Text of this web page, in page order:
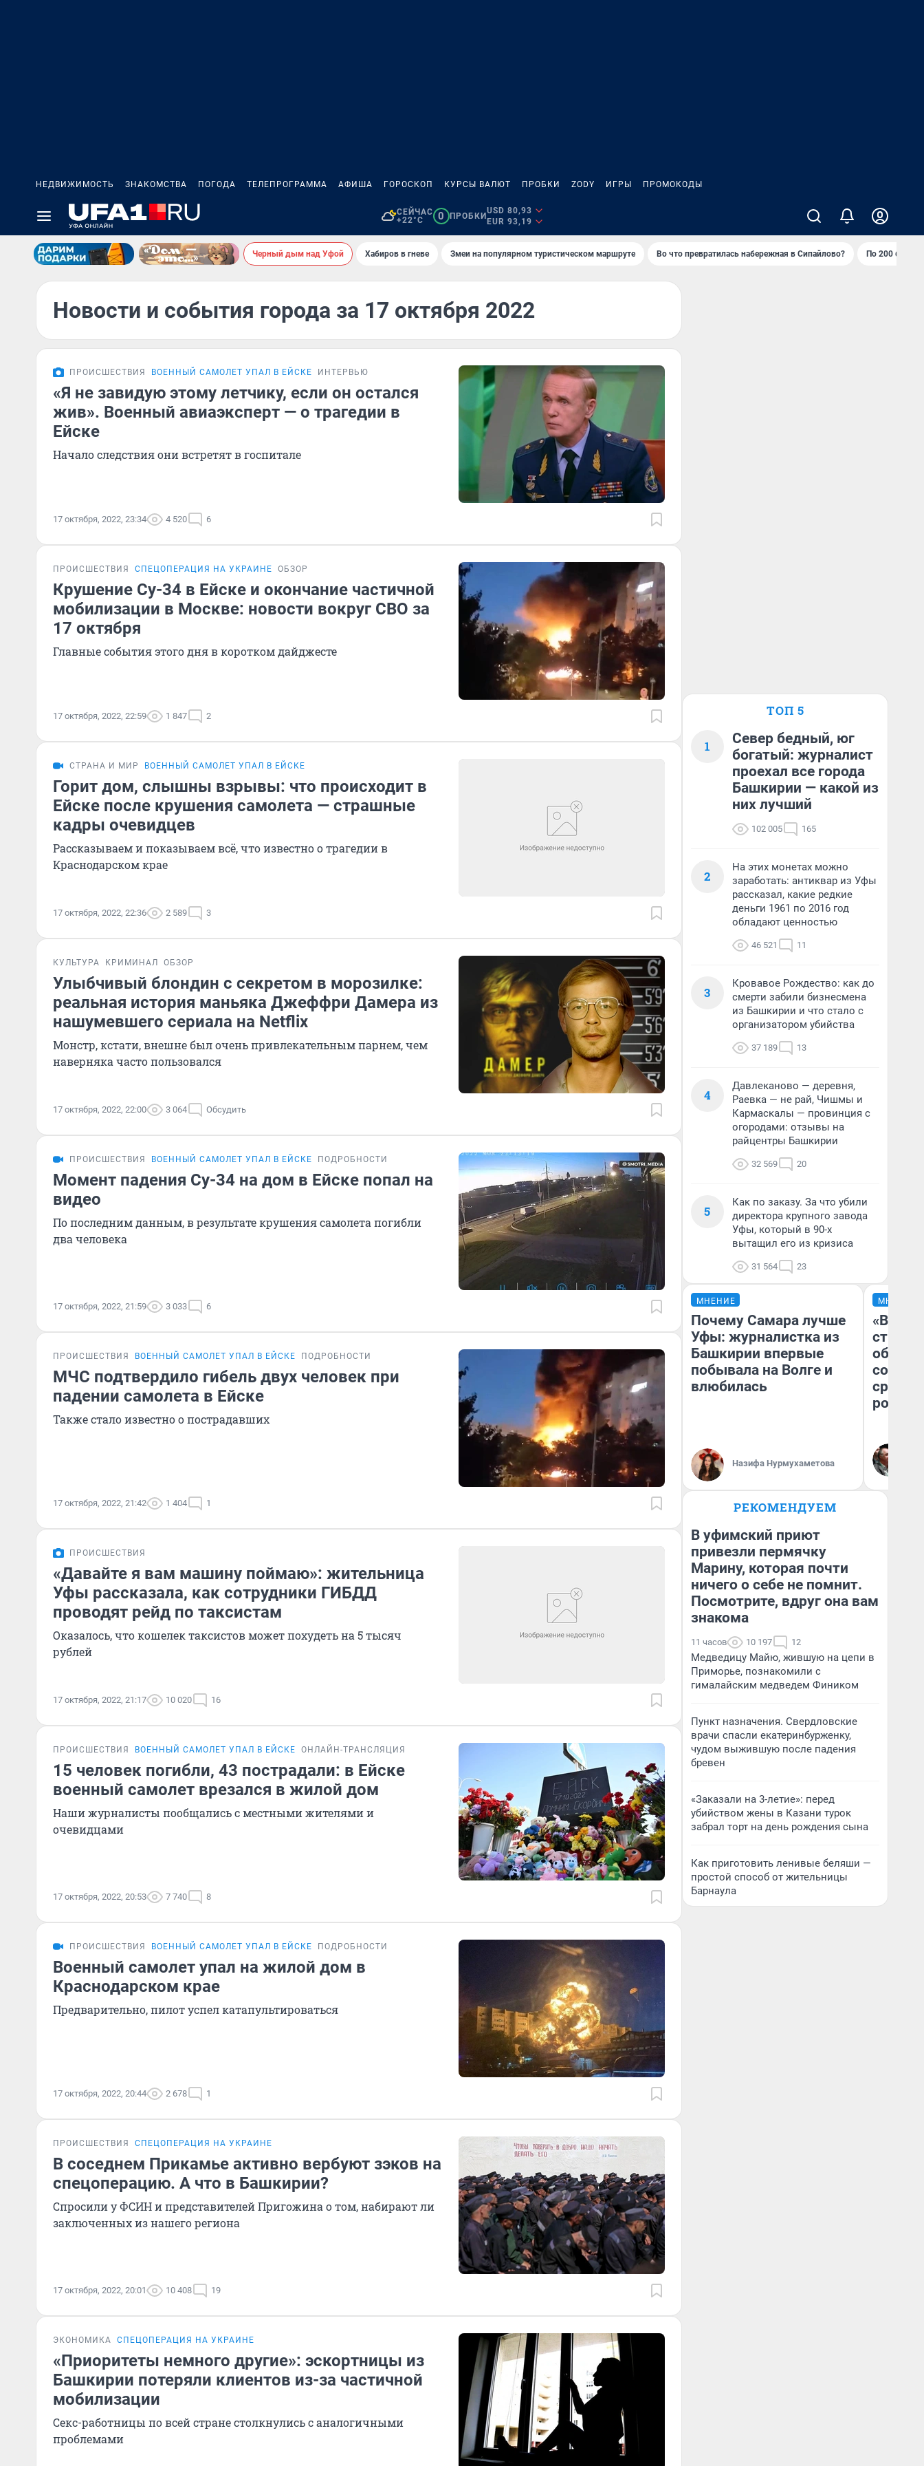
НЕДВИЖИМОСТЬ ЗНАКОМСТВА ПОГОДА ТЕЛЕПРОГРАММА АФИША ГОРОСКОП КУРСЫ ВАЛЮТ ПРОБКИ ZODY ИГРЫ ПРОМОКОДЫ
СЕЙЧАС
+22°C
0 ПРОБКИ
USD 80,93
EUR 93,19
Черный дым над Уфой Хабиров в гневе Змеи на популярном туристическом маршруте Во что превратилась набережная в Сипайлово? По 200
Новости и события города за 17 октября 2022
ПРОИСШЕСТВИЯ ВОЕННЫЙ САМОЛЕТ УПАЛ В ЕЙСКЕ ИНТЕРВЬЮ
«Я не завидую этому летчику, если он остался
жив». Военный авиаэксперт — о трагедии в
Ейске
Начало следствия они встретят в госпитале
17 октября, 2022, 23:34 4 520 6
ПРОИСШЕСТВИЯ СПЕЦОПЕРАЦИЯ НА УКРАИНЕ ОБЗОР
Крушение Су-34 в Ейске и окончание частичной
мобилизации в Москве: новости вокруг СВО за
17 октября
Главные события этого дня в коротком дайджесте
17 октября, 2022, 22:59 1 847 2
СТРАНА И МИР ВОЕННЫЙ САМОЛЕТ УПАЛ В ЕЙСКЕ
Горит дом, слышны взрывы: что происходит в
Ейске после крушения самолета — страшные
кадры очевидцев
Рассказываем и показываем всё, что известно о трагедии в
Краснодарском крае
17 октября, 2022, 22:36 2 589 3
КУЛЬТУРА КРИМИНАЛ ОБЗОР
Улыбчивый блондин с секретом в морозилке:
реальная история маньяка Джеффри Дамера из
нашумевшего сериала на Netflix
Монстр, кстати, внешне был очень привлекательным парнем, чем
наверняка часто пользовался
17 октября, 2022, 22:00 3 064 Обсудить
ПРОИСШЕСТВИЯ ВОЕННЫЙ САМОЛЕТ УПАЛ В ЕЙСКЕ ПОДРОБНОСТИ
Момент падения Су-34 на дом в Ейске попал на
видео
По последним данным, в результате крушения самолета погибли
два человека
17 октября, 2022, 21:59 3 033 6
ПРОИСШЕСТВИЯ ВОЕННЫЙ САМОЛЕТ УПАЛ В ЕЙСКЕ ПОДРОБНОСТИ
МЧС подтвердило гибель двух человек при
падении самолета в Ейске
Также стало известно о пострадавших
17 октября, 2022, 21:42 1 404 1
ПРОИСШЕСТВИЯ
«Давайте я вам машину поймаю»: жительница
Уфы рассказала, как сотрудники ГИБДД
проводят рейд по таксистам
Оказалось, что кошелек таксистов может похудеть на 5 тысяч
рублей
17 октября, 2022, 21:17 10 020 16
ПРОИСШЕСТВИЯ ВОЕННЫЙ САМОЛЕТ УПАЛ В ЕЙСКЕ ОНЛАЙН-ТРАНСЛЯЦИЯ
15 человек погибли, 43 пострадали: в Ейске
военный самолет врезался в жилой дом
Наши журналисты пообщались с местными жителями и
очевидцами
17 октября, 2022, 20:53 7 740 8
ПРОИСШЕСТВИЯ ВОЕННЫЙ САМОЛЕТ УПАЛ В ЕЙСКЕ ПОДРОБНОСТИ
Военный самолет упал на жилой дом в
Краснодарском крае
Предварительно, пилот успел катапультироваться
17 октября, 2022, 20:44 2 678 1
ПРОИСШЕСТВИЯ СПЕЦОПЕРАЦИЯ НА УКРАИНЕ
В соседнем Прикамье активно вербуют зэков на
спецоперацию. А что в Башкирии?
Спросили у ФСИН и представителей Пригожина о том, набирают ли
заключенных из нашего региона
17 октября, 2022, 20:01 10 408 19
ЭКОНОМИКА СПЕЦОПЕРАЦИЯ НА УКРАИНЕ
«Приоритеты немного другие»: эскортницы из
Башкирии потеряли клиентов из-за частичной
мобилизации
Секс-работницы по всей стране столкнулись с аналогичными
проблемами
ТОП 5
1
Север бедный, юг
богатый: журналист
проехал все города
Башкирии — какой из
них лучший
102 005 165
2
На этих монетах можно
заработать: антиквар из Уфы
рассказал, какие редкие
деньги 1961 по 2016 год
обладают ценностью
46 521 11
3
Кровавое Рождество: как до
смерти забили бизнесмена
из Башкирии и что стало с
организатором убийства
37 189 13
4
Давлеканово — деревня,
Раевка — не рай, Чишмы и
Кармаскалы — провинция с
огородами: отзывы на
райцентры Башкирии
32 569 20
5
Как по заказу. За что убили
директора крупного завода
Уфы, который в 90-х
вытащил его из кризиса
31 564 23
МНЕНИЕ
Почему Самара лучше
Уфы: журналистка из
Башкирии впервые
побывала на Волге и
влюбилась
Назифа Нурмухаметова
МНЕНИЕ
«В
РЕКОМЕНДУЕМ
В уфимский приют
привезли пермячку
Марину, которая почти
ничего о себе не помнит.
Посмотрите, вдруг она вам
знакома
11 часов 10 197 12
Медведицу Майю, жившую на цепи в
Приморье, познакомили с
гималайским медведем Фиником
Пункт назначения. Свердловские
врачи спасли екатеринбурженку,
чудом выжившую после падения
бревен
«Заказали на 3-летие»: перед
убийством жены в Казани турок
забрал торт на день рождения сына
Как приготовить ленивые беляши —
простой способ от жительницы
Барнаула